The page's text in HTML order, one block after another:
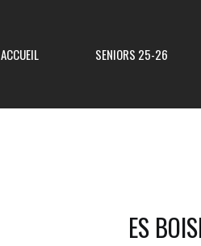
ACCUEIL SENIORS 25-26
ES